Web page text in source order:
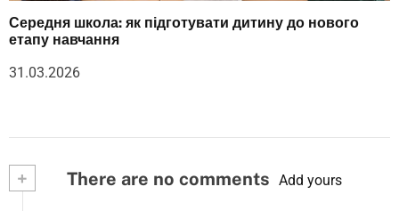
Середня школа: як підготувати дитину до нового
етапу навчання
31.03.2026
+ There are no comments Add yours